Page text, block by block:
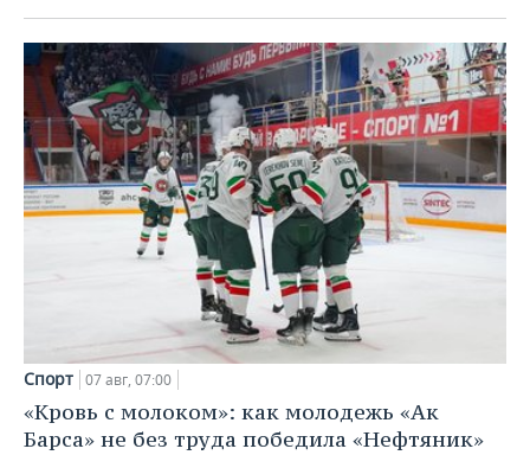
Спорт 07 авг, 07:00
«Кровь с молоком»: как молодежь «Ак
Барса» не без труда победила «Нефтяник»